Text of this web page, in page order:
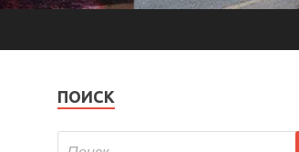
ПОИСК